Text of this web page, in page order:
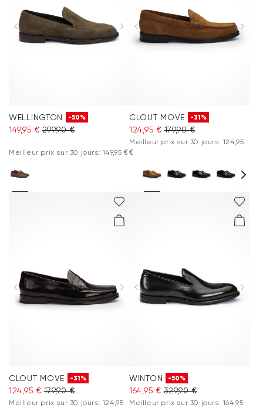
WELLINGTON -50%
149,95 € 299,90 €
Meilleur prix sur 30 jours: 149,95 €
CLOUT MOVE -31%
124,95 € 179,90 €
Meilleur prix sur 30 jours: 124,95
€
CLOUT MOVE -31%
124,95 € 179,90 €
Meilleur prix sur 30 jours: 124,95
WINTON -50%
164,95 € 329,90 €
Meilleur prix sur 30 jours: 164,95